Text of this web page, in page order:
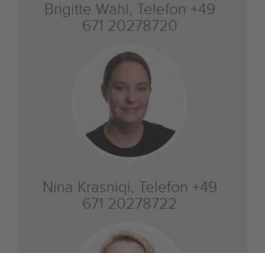
Brigitte Wahl, Telefon +49
671 20278720
Nina Krasniqi, Telefon +49
671 20278722